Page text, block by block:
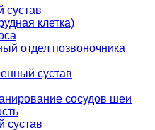
сустав
клетка)
отдел позвоночника
сустав
сосудов шеи
сустав